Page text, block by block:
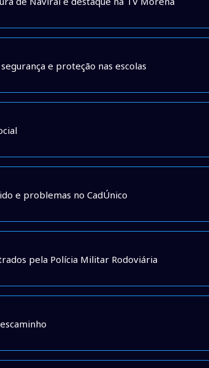
e proteção nas escolas
e problemas no CadÚnico
pela Polícia Militar Rodoviária